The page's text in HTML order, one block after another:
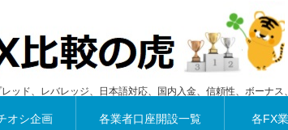
ッド、レバレッジ、日本語対応、国内入金、信頼性、ボーナ
オシ企画 各業者口座開設一覧 各FX